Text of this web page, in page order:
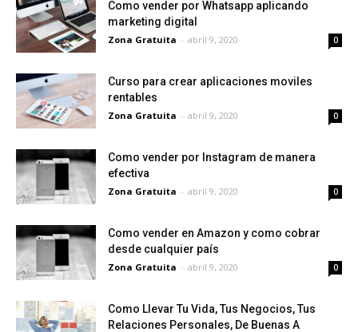
Como vender por Whatsapp aplicando
marketing digital
Zona Gratuita - abril 9, 2020 0
Curso para crear aplicaciones moviles
rentables
Zona Gratuita - abril 9, 2020 0
Como vender por Instagram de manera
efectiva
Zona Gratuita - abril 9, 2020 0
Como vender en Amazon y como cobrar
desde cualquier país
Zona Gratuita - abril 9, 2020 0
Como Llevar Tu Vida, Tus Negocios, Tus
Relaciones Personales, De Buenas A